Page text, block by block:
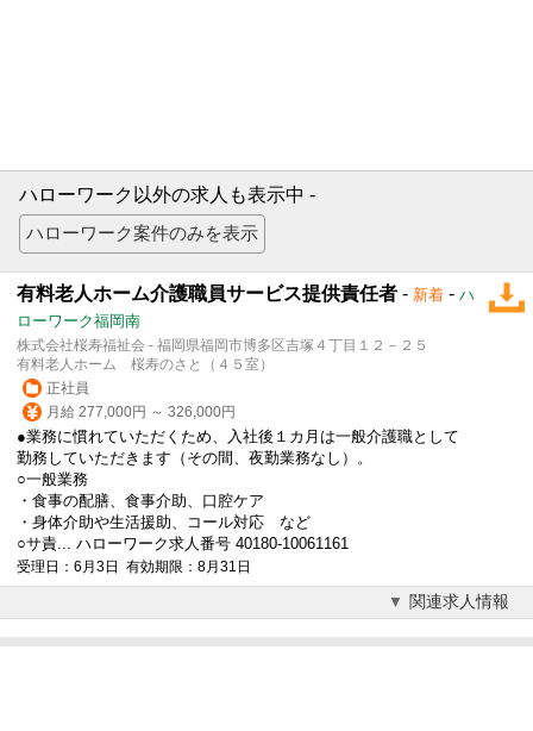
ハローワーク以外の求人も表示中 -
有料老人ホーム介護職員サービス提供責任者 - 新着 - ハ
ローワーク福岡南
株式会社桜寿福祉会 - 福岡県福岡市博多区吉塚４丁目１２－２５
有料老人ホーム 桜寿のさと（４５室）
正社員
月給 277,000円 ～ 326,000円
●業務に慣れていただくため、入社後１カ月は一般介護職として
勤務していただきます（その間、夜勤業務なし）。
○一般業務
・食事の配膳、食事介助、口腔ケア
・身体介助や生活援助、コール対応 など
○サ責... ハローワーク求人番号 40180-10061161
受理日：6月3日 有効期限：8月31日
関連求人情報